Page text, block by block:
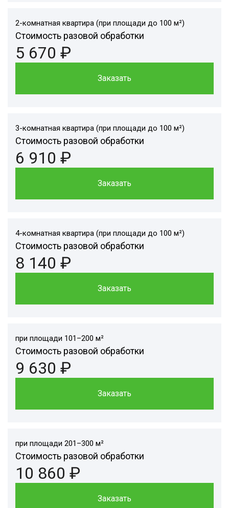
2-комнатная квартира (при площади до 100 м²)
Стоимость разовой обработки
5 670 ₽
Заказать
3-комнатная квартира (при площади до 100 м²)
Стоимость разовой обработки
6 910 ₽
Заказать
4-комнатная квартира (при площади до 100 м²)
Стоимость разовой обработки
8 140 ₽
Заказать
при площади 101–200 м²
Стоимость разовой обработки
9 630 ₽
Заказать
при площади 201–300 м²
Стоимость разовой обработки
10 860 ₽
Заказать